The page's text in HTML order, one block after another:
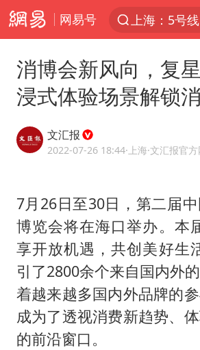
网易号
上海有出现
白海豚逼近
王传君 《披
2025年小学
消博会新风向，复
浸式体验场景解锁
文汇报
2022-07-26 18:44·上海·文汇报官
7月26日至30日，第二届
博览会将在海口举办。本
享开放机遇，共创美好生
引了2800余个来自国内外
着越来越多国内外品牌的
成为了透视消费新趋势、
的前沿窗口。